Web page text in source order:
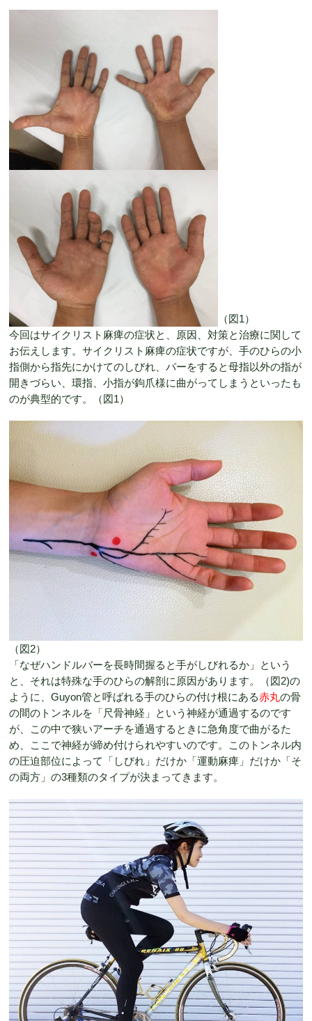
（図1）
今回はサイクリスト麻痺の症状と、原因、対策と治療に関して
お伝えします。サイクリスト麻痺の症状ですが、手のひらの小
指側から指先にかけてのしびれ、パーをすると母指以外の指が
開きづらい、環指、小指が鉤爪様に曲がってしまうといったも
のが典型的です。（図1）
（図2）
「なぜハンドルバーを長時間握ると手がしびれるか」という
と、それは特殊な手のひらの解剖に原因があります。（図2)の
ように、Guyon管と呼ばれる手のひらの付け根にある赤丸の骨
の間のトンネルを「尺骨神経」という神経が通過するのです
が、この中で狭いアーチを通過するときに急角度で曲がるた
め、ここで神経が締め付けられやすいのです。このトンネル内
の圧迫部位によって「しびれ」だけか「運動麻痺」だけか「そ
の両方」の3種類のタイプが決まってきます。